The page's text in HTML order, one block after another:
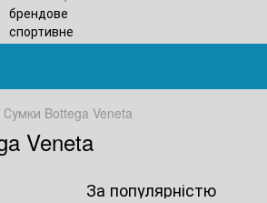
Сумки Bottega Veneta
Veneta
За популярністю